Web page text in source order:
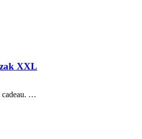
XXL
cadeau. …